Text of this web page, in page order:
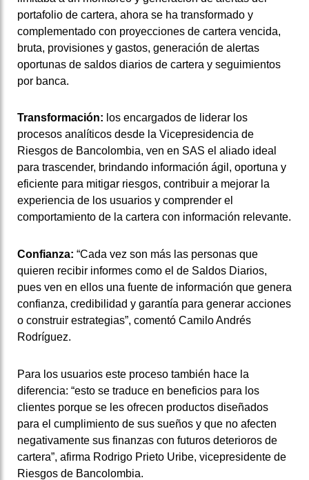
portafolio de cartera, ahora se ha transformado y
complementado con proyecciones de cartera vencida,
bruta, provisiones y gastos, generación de alertas
oportunas de saldos diarios de cartera y seguimientos
por banca.
Transformación: los encargados de liderar los
procesos analíticos desde la Vicepresidencia de
Riesgos de Bancolombia, ven en SAS el aliado ideal
para trascender, brindando información ágil, oportuna y
eficiente para mitigar riesgos, contribuir a mejorar la
experiencia de los usuarios y comprender el
comportamiento de la cartera con información relevante.
Confianza: “Cada vez son más las personas que
quieren recibir informes como el de Saldos Diarios,
pues ven en ellos una fuente de información que genera
confianza, credibilidad y garantía para generar acciones
o construir estrategias”, comentó Camilo Andrés
Rodríguez.
Para los usuarios este proceso también hace la
diferencia: “esto se traduce en beneficios para los
clientes porque se les ofrecen productos diseñados
para el cumplimiento de sus sueños y que no afecten
negativamente sus finanzas con futuros deterioros de
cartera”, afirma Rodrigo Prieto Uribe, vicepresidente de
Riesgos de Bancolombia.